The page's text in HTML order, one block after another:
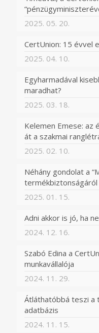
2025. 05. 20.
CertUnion: 15 évvel
2025. 04. 10.
Egyharmadával
maradhat?
2025. 03. 18.
Kelemen Emese: az
át a szakmai
2025. 02. 10.
Néhány gondolat a
termékbiztonságáról
2025. 01. 15.
Adni akkor is jó, ha
2024. 12. 16.
Szabó Edina a
munkavállalója
2024. 11. 29.
Átláthatóbbá teszi a
adatbázis
2024. 11. 15.